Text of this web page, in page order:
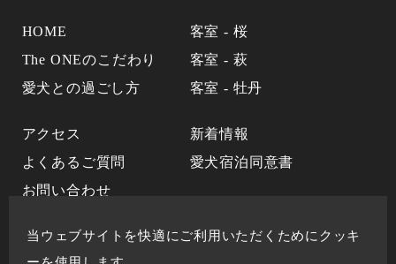
当ウェブサイトを快適にご利用いただくためにクッキ
HOME
The ONEのこだわり
愛犬との過ごし方
客室 - 桜
客室 - 萩
客室 - 牡丹
アクセス
よくあるご質問
お問い合わせ
新着情報
愛犬宿泊同意書
石和温泉 銘石の宿かげつ